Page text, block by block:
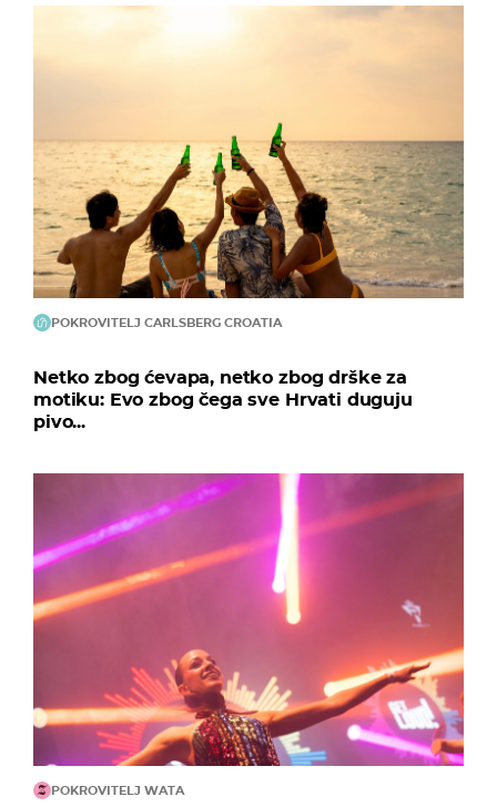
POKROVITELJ CARLSBERG CROATIA
Netko zbog ćevapa, netko zbog drške za
motiku: Evo zbog čega sve Hrvati duguju
pivo...
POKROVITELJ WATA